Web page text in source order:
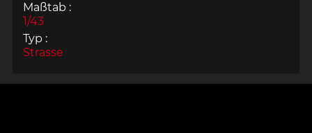
Maßtab :
1/43
Typ :
Strasse